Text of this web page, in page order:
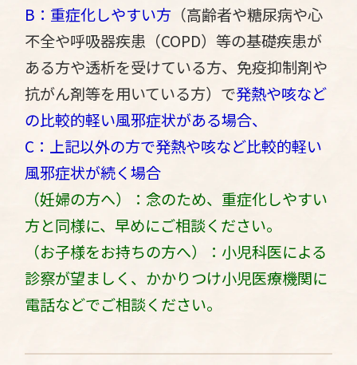
B：重症化しやすい方 （高齢者や糖尿病や心
不全や呼吸器疾患（COPD）等の基礎疾患が
ある方や透析を受けている方、免疫抑制剤や
抗がん剤等を用いている方）で発熱や咳など
の比較的軽い風邪症状がある場合、
C：上記以外の方で発熱や咳など比較的軽い
風邪症状が続く場合
（妊婦の方へ）：念のため、重症化しやすい
方と同様に、早めにご相談ください。
（お子様をお持ちの方へ）：小児科医による
診察が望ましく、かかりつけ小児医療機関に
電話などでご相談ください。